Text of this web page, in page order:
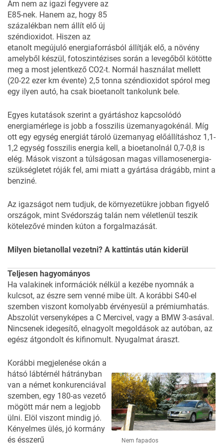
Ám nem az igazi fegyvere az
E85-nek. Hanem az, hogy 85
százalékban nem állít elő új
széndioxidot. Hiszen az
etanolt megújuló energiaforrásból állítják elő, a növény
amelyből készül, fotoszintézises során a levegőből kötötte
meg a most jelentkező CO2-t. Normál használat mellett
(20-22 ezer km évente) 2,5 tonna széndioxidot spórol meg
egy ilyen autó, ha csak bioetanolt tankolunk bele.
Egyes kutatások szerint a gyártáshoz kapcsolódó
energiamérlege is jobb a fosszilis üzemanyagokénál. Míg
ott egy egység energiát tároló üzemanyag előállításhoz 1,1-
1,2 egység fosszilis energia kell, a bioetanolnál 0,7-0,8 is
elég. Mások viszont a túlságosan magas villamosenergia-
szükségletet róják fel, ami miatt a gyártása drágább, mint a
benziné.
Az igazságot nem tudjuk, de környezetükre jobban figyelő
országok, mint Svédország talán nem véletlenül teszik
kötelezővé minden kúton a forgalmazását.
Milyen bietanollal vezetni? A kattintás után kiderül
Teljesen hagyományos
Ha valakinek információk nélkül a kezébe nyomnák a
kulcsot, az észre sem venné mibe ült. A korábbi S40-el
szemben viszont komolyabb érvényesül a prémiumhatás.
Abszolút versenyképes a C Mercivel, vagy a BMW 3-asával.
Nincsenek idegesítő, elnagyolt megoldások az autóban, az
egész átgondolt és kifinomult. Nyugalmat áraszt.
Nem fapados
Korábbi megjelenése okán a
hátsó lábtérnél hátrányban
van a német konkurenciával
szemben, egy 180-as vezető
mögött már nem a legjobb
ülni. Elöl viszont mindig jó.
Kényelmes ülés, jó kormány
és ésszerű